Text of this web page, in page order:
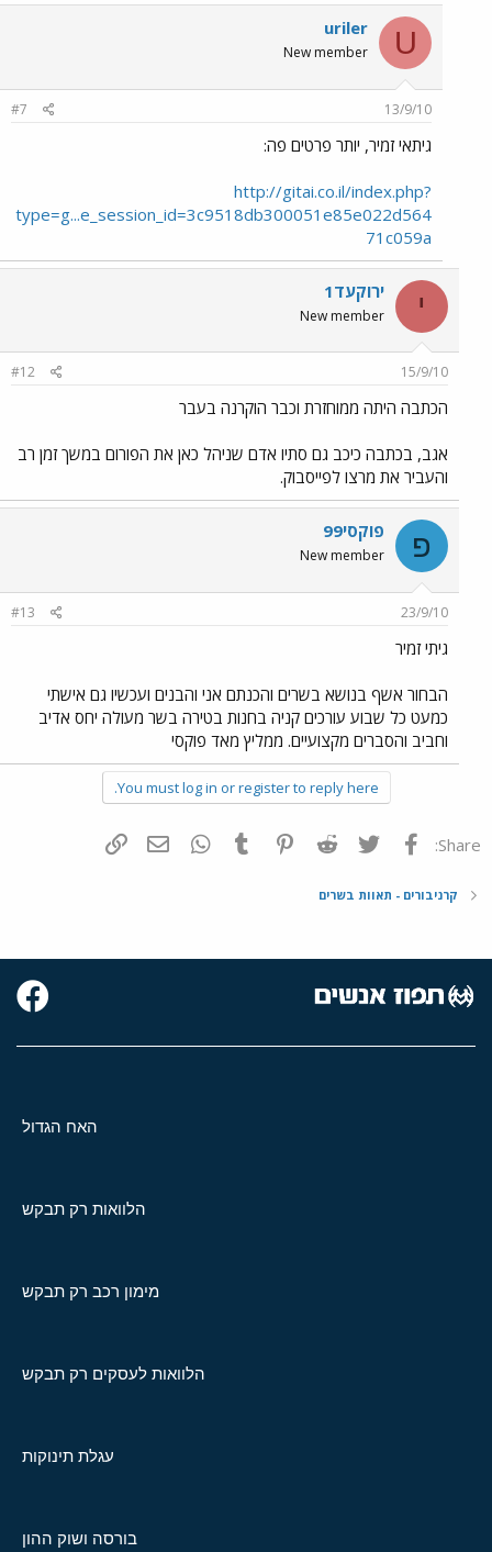
U
uriler
New member
13/9/10
#7
גיתאי זמיר, יותר פרטים פה:
http://gitai.co.il/index.php?
type=g...e_session_id=3c9518db300051e85e022d564
71c059a
י ירוקעד1
New member
15/9/10
#12
הכתבה היתה ממוחזרת וכבר הוקרנה בעבר
אגב, בכתבה כיכב גם סתיו אדם שניהל כאן את הפורום במשך זמן רב
והעביר את מרצו לפייסבוק.
פ פוקסי99
New member
23/9/10
#13
גיתי זמיר
הבחור אשף בנושא בשרים והכנתם אני והבנים ועכשיו גם אישתי
כמעט כל שבוע עורכים קניה בחנות בטירה בשר מעולה יחס אדיב
וחביב והסברים מקצועיים. ממליץ מאד פוקסי
You must log in or register to reply here.
Share: פייסבוק Twitter
Reddit
Pinterest
Tumblr
WhatsAppדואר אלקטרוני
קרניבורים - תאוות בשרים
האח הגדול
הלוואות רק תבקש
מימון רכב רק תבקש
הלוואות לעסקים רק תבקש
עגלת תינוקות
בורסה ושוק ההון